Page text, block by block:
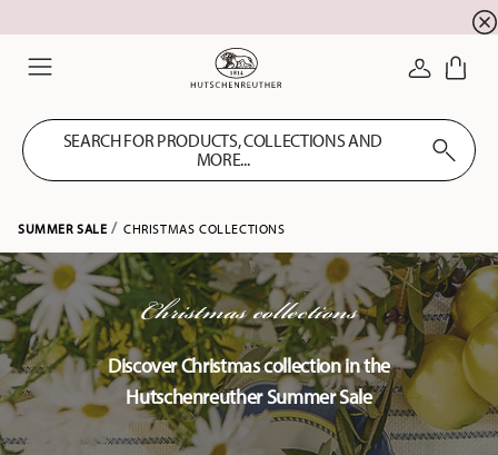
LOGIN
SEARCH FOR PRODUCTS, COLLECTIONS AND
MORE...
SUMMER SALE CHRISTMAS COLLECTIONS
Christmas collections
Discover Christmas collection in the
Hutschenreuther Summer Sale